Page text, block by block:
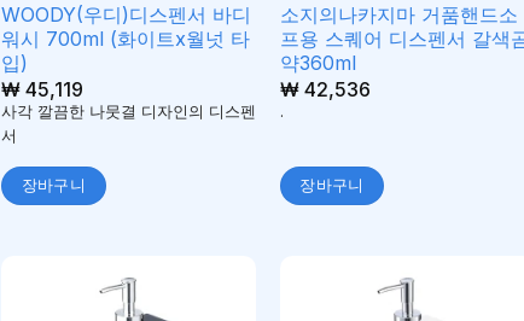
WOODY(우디)디스펜서 바디
워시 700ml (화이트x월넛 타
입)
₩ 45,119
사각 깔끔한 나뭇결 디자인의 디스펜
서
장바구니
소지의나카지마 거품핸드소
프용 스퀘어 디스펜서 갈색
약360ml
₩42,536
.
장바구니